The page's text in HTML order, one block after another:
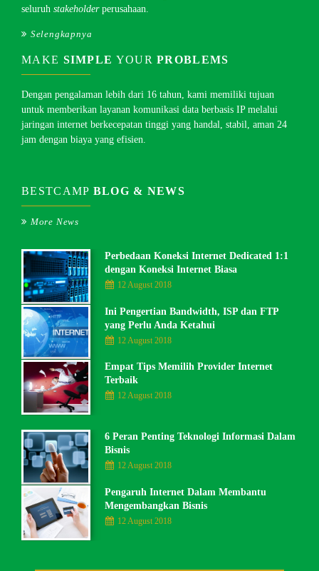
seluruh stakeholder perusahaan.
Selengkapnya
MAKE SIMPLE YOURPROBLEMS
Dengan pengalaman lebih dari 16 tahun, kami memiliki tujuan
untuk memberikan layanan komunikasi data berbasis IP melalui
jaringan internet berkecepatan tinggi yang handal, stabil, aman 24
jam dengan biaya yang efisien.
BESTCAMP BLOG & NEWS
More News
Perbedaan Koneksi Internet Dedicated 1:1
dengan Koneksi Internet Biasa
12 August 2018
Ini Pengertian Bandwidth, ISP dan FTP
yang Perlu Anda Ketahui
12 August 2018
Empat Tips Memilih Provider Internet
Terbaik
12 August 2018
6 Peran Penting Teknologi Informasi Dalam
Bisnis
12 August 2018
Pengaruh Internet Dalam Membantu
Mengembangkan Bisnis
12 August 2018